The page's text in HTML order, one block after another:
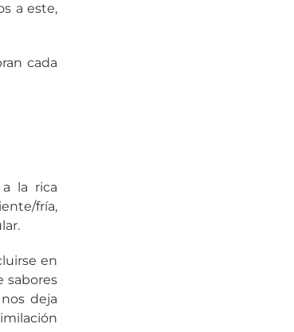
a este,
cada
la rica
fría,
en
sabores
deja